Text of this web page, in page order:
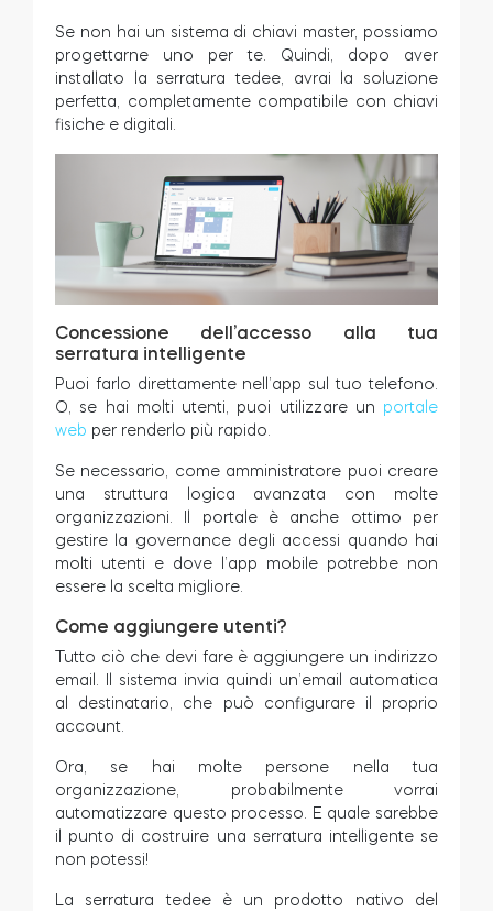
Se non hai un sistema di chiavi master, possiamo
progettarne uno per te. Quindi, dopo aver
installato la serratura tedee, avrai la soluzione
perfetta, completamente compatibile con chiavi
fisiche e digitali.
Concessione dell’accesso alla tua
serratura intelligente
Puoi farlo direttamente nell’app sul tuo telefono.
O, se hai molti utenti, puoi utilizzare un portale
web per renderlo più rapido.
Se necessario, come amministratore puoi creare
una struttura logica avanzata con molte
organizzazioni. Il portale è anche ottimo per
gestire la governance degli accessi quando hai
molti utenti e dove l’app mobile potrebbe non
essere la scelta migliore.
Come aggiungere utenti?
Tutto ciò che devi fare è aggiungere un indirizzo
email. Il sistema invia quindi un’email automatica
al destinatario, che può configurare il proprio
account.
Ora, se hai molte persone nella tua
organizzazione, probabilmente vorrai
automatizzare questo processo. E quale sarebbe
il punto di costruire una serratura intelligente se
non potessi!
La serratura tedee è un prodotto nativo del